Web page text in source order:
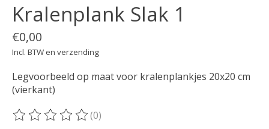
Kralenplank Slak 1
€0,00
Incl. BTW en verzending
Legvoorbeeld op maat voor kralenplankjes 20x20 cm
(vierkant)
De beoordeling van dit product is
(0)